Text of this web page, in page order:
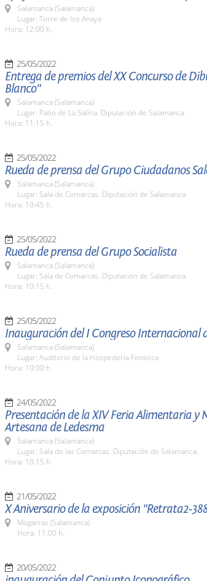
Salamanca (Salamanca)
Lugar: Torre de los Anaya
Hora: 12:00 h.
25/05/2022
Entrega de premios del XX Concurso de
Blanco"
Salamanca (Salamanca)
Lugar: Patio de La Salina. Diputación de Salamanca
Hora: 11:15 h.
25/05/2022
Rueda de prensa del Grupo Ciudadanos
Salamanca (Salamanca)
Lugar: Sala de Comarcas. Diputación de Salamanca
Hora: 10:45 h.
25/05/2022
Rueda de prensa del Grupo Socialista
Salamanca (Salamanca)
Lugar: Sala de Comarcas. Diputación de Salamanca
Hora: 10:15 h.
25/05/2022
Inauguración del I Congreso Internacional
Salamanca (Salamanca)
Lugar: Auditorio de la Hospedería Fonseca
Hora: 10:00 h.
24/05/2022
Presentación de la XIV Feria Alimentaria y
Artesana de Ledesma
Salamanca (Salamanca)
Lugar: Sala de las Comarcas. Diputación de Salamanca.
Hora: 10:15 h.
21/05/2022
X Aniversario de la exposición "Retrata2-
Mogarraz (Salamanca)
Hora: 11:00 h.
20/05/2022